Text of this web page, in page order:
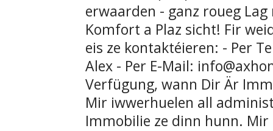
erwaarden - ganz roueg
Komfort a Plaz sicht! Fir
eis ze kontaktéieren: - Per
Alex - Per E-Mail:
Verfügung, wann Dir Är
Mir iwwerhuelen all
Immobilie ze dinn hunn.